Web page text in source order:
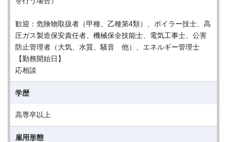
歓迎：危険物取扱者（甲種、乙種第4類）、ボイラー技士、高
圧ガス製造保安責任者、機械保全技能士、電気工事士、公害
防止管理者（大気、水質、騒音 他）、エネルギー管理士
【勤務開始日】
応相談
学歴
高専卒以上
雇用形態